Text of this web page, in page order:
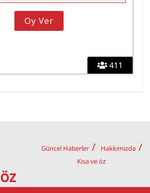
411
Güncel Haberler
Hakkımızda
Kısa ve öz